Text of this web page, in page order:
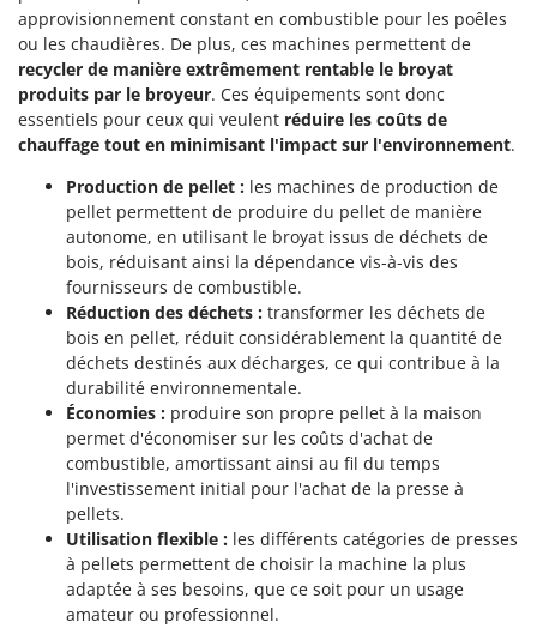
approvisionnement constant en combustible pour les poêles
ou les chaudières. De plus, ces machines permettent de
recycler de manière extrêmement rentable le broyat
produits par le broyeur. Ces équipements sont donc
essentiels pour ceux qui veulent réduire les coûts de
chauffage tout en minimisant l'impact sur l'environnement.
Production de pellet : les machines de production de
pellet permettent de produire du pellet de manière
autonome, en utilisant le broyat issus de déchets de
bois, réduisant ainsi la dépendance vis-à-vis des
fournisseurs de combustible.
Réduction des déchets : transformer les déchets de
bois en pellet, réduit considérablement la quantité de
déchets destinés aux décharges, ce qui contribue à la
durabilité environnementale.
Économies : produire son propre pellet à la maison
permet d'économiser sur les coûts d'achat de
combustible, amortissant ainsi au fil du temps
l'investissement initial pour l'achat de la presse à
pellets.
Utilisation flexible : les différents catégories de presses
à pellets permettent de choisir la machine la plus
adaptée à ses besoins, que ce soit pour un usage
amateur ou professionnel.